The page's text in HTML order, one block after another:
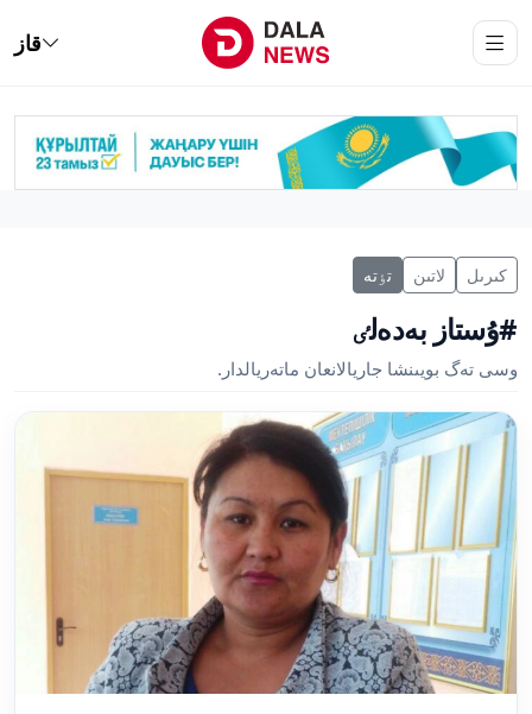
قاز
كىرىل لاتىن تٶتە
#ۇستاز بەدەلٸ
وسى تەگ بويىنشا جاريالانعان ماتەريالدار.